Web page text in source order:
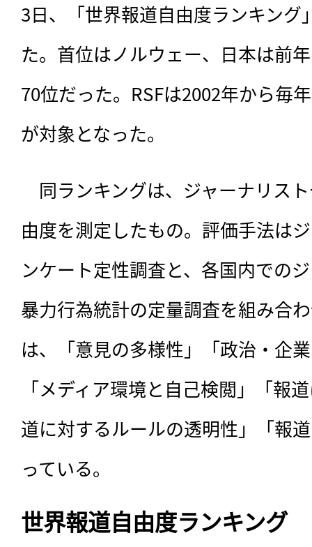
3日、「世界報道自由度ランキング
た。首位はノルウェー、日本は前
70位だった。RSFは2002年から毎
が対象となった。
同ランキングは、ジャーナリス
由度を測定したもの。評価手法は
ンケート定性調査と、各国内での
暴力行為統計の定量調査を組み合
は、「意見の多様性」「政治・企
「メディア環境と自己検閲」「報
道に対するルールの透明性」「報
っている。
世界報道自由度ランキング